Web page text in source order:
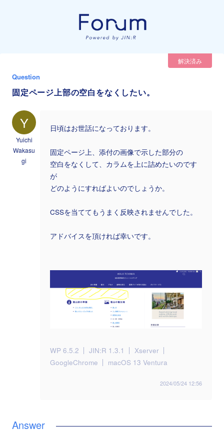
解決済み
Question
固定ページ上部の空白をなくしたい。
Y
Yuichi
Wakasu
gi
日頃はお世話になっております。
固定ページ上、添付の画像で示した部分の
空白をなくして、カラムを上に詰めたいのです
が
どのようにすればよいのでしょうか。
CSSを当ててもうまく反映されませんでした。
アドバイスを頂ければ幸いです。
WP 6.5.2 JIN:R 1.3.1
Xserver
GoogleChrome
macOS 13 Ventura
2024/05/24 12:56